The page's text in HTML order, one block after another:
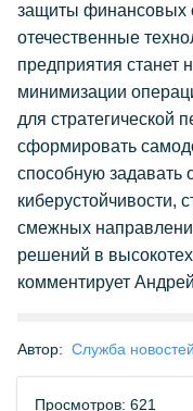
защиты финансовых
отечественные
предприятия станет
минимизации
для стратегической
сформировать
способную задавать
киберустойчивости,
смежных
решений в
комментирует
Автор: Служба новостей
Просмотров: 621